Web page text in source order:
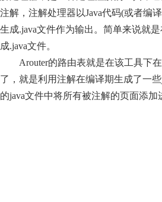
注解，注解处理器以Java代码(或者编
生成.java文件作为输出。简单来说就
成.java文件。
Arouter的路由表就是在该工具下在
了，就是利用注解在编译期生成了一
的java文件中将所有被注解的页面添加